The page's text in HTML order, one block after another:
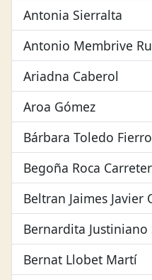
Antonia Sierralta
Antonio Membrive
Ariadna Caberol
Aroa Gómez
Bárbara Toledo Fierro
Begoña Roca
Beltran Jaimes Javier
Bernardita Justiniano
Bernat Llobet Martí